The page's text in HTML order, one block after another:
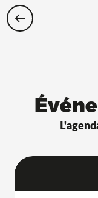
terrasse à